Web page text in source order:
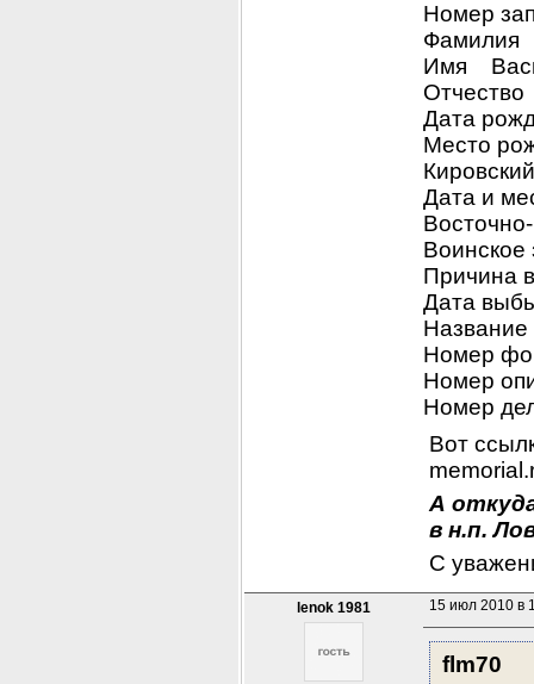
Номер
Фамилия
Имя
Дата
Место
Дата и
Дата
Номер
Номер
Номер
Вот
А
в н.п.
С
lenok 1981 15 июл 2010 в
flm70